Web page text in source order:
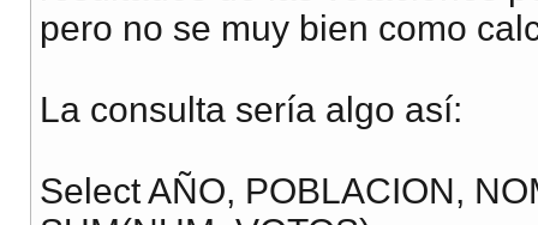
pero no se muy bien como
La consulta sería algo así:
Select AÑO, POBLACION,